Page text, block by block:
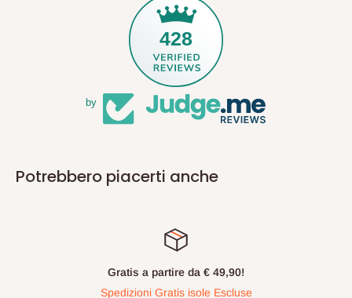
428
by
Potrebbero piacerti anche
Gratis a partire da € 49,90!
Spedizioni Gratis isole Escluse